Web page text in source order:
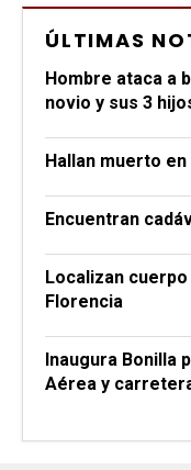
ÚLTIMAS
Hombre ataca a
novio y sus 3
Hallan muerto
Encuentran
Localizan
Florencia
Inaugura Bonilla
Aérea y